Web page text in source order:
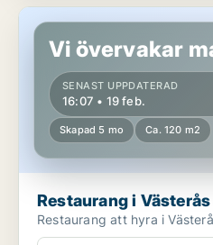
Restaurang i Västerås
Vi övervakar
SENAST UPPDATERAD
16:07 • 19 feb.
Skapad 5 mo Ca. 120 m2
Restaurang i Västerås
Restaurang att hyra i